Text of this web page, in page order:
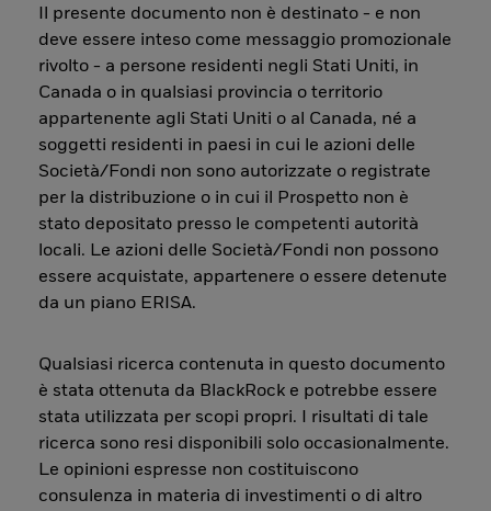
Il presente documento non è destinato - e non
deve essere inteso come messaggio promozionale
rivolto - a persone residenti negli Stati Uniti, in
Canada o in qualsiasi provincia o territorio
appartenente agli Stati Uniti o al Canada, né a
soggetti residenti in paesi in cui le azioni delle
Società/Fondi non sono autorizzate o registrate
per la distribuzione o in cui il Prospetto non è
stato depositato presso le competenti autorità
locali. Le azioni delle Società/Fondi non possono
essere acquistate, appartenere o essere detenute
da un piano ERISA.
Qualsiasi ricerca contenuta in questo documento
è stata ottenuta da BlackRock e potrebbe essere
stata utilizzata per scopi propri. I risultati di tale
ricerca sono resi disponibili solo occasionalmente.
Le opinioni espresse non costituiscono
consulenza in materia di investimenti o di altro